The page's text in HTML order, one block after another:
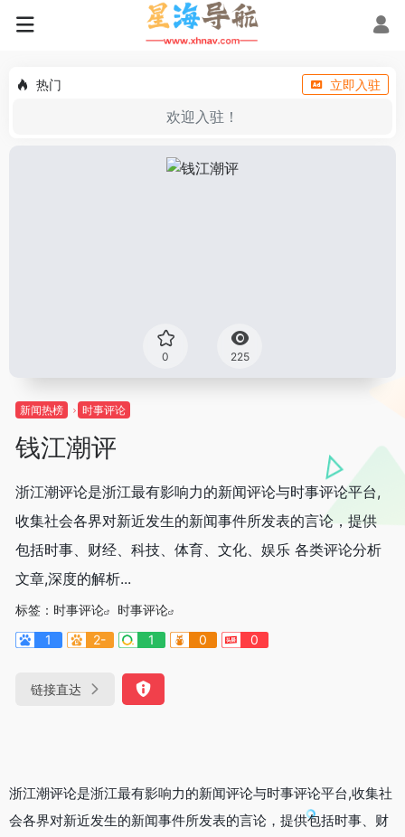
热门 立即入驻
欢迎入驻！
0 225
新闻热榜 时事评论
钱江潮评
浙江潮评论是浙江最有影响力的新闻评论与时事评论平台,
收集社会各界对新近发生的新闻事件所发表的言论，提供
包括时事、财经、科技、体育、文化、娱乐 各类评论分析
文章,深度的解析...
标签： 时事评论
时事评论
1
2- 1 0 0
链接直达
浙江潮评论是浙江最有影响力的新闻评论与时事评论平台,收集社
会各界对新近发生的新闻事件所发表的言论，提供包括时事、财